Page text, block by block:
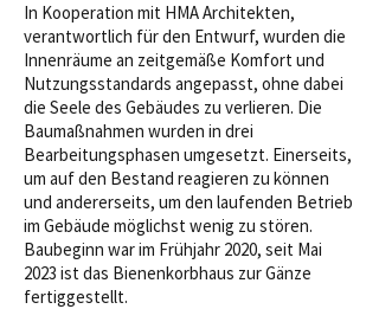
In Kooperation mit HMA Architekten,
verantwortlich für den Entwurf, wurden die
Innenräume an zeitgemäße Komfort und
Nutzungsstandards angepasst, ohne dabei
die Seele des Gebäudes zu verlieren. Die
Baumaßnahmen wurden in drei
Bearbeitungsphasen umgesetzt. Einerseits,
um auf den Bestand reagieren zu können
und andererseits, um den laufenden Betrieb
im Gebäude möglichst wenig zu stören.
Baubeginn war im Frühjahr 2020, seit Mai
2023 ist das Bienenkorbhaus zur Gänze
fertiggestellt.